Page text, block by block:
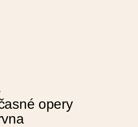
opery